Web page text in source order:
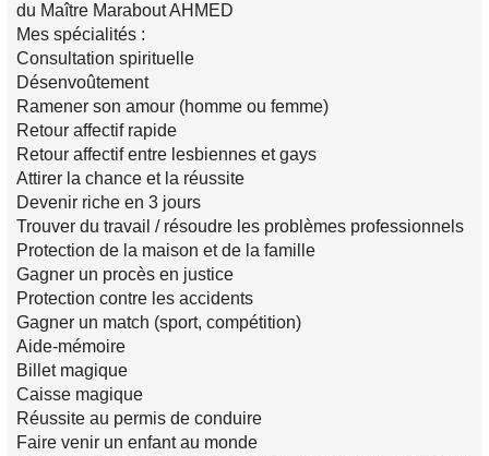
du Maître Marabout AHMED
Mes spécialités :
Consultation spirituelle
Désenvoûtement
Ramener son amour (homme ou femme)
Retour affectif rapide
Retour affectif entre lesbiennes et gays
Attirer la chance et la réussite
Devenir riche en 3 jours
Trouver du travail / résoudre les problèmes professionnels
Protection de la maison et de la famille
Gagner un procès en justice
Protection contre les accidents
Gagner un match (sport, compétition)
Aide-mémoire
Billet magique
Caisse magique
Réussite au permis de conduire
Faire venir un enfant au monde